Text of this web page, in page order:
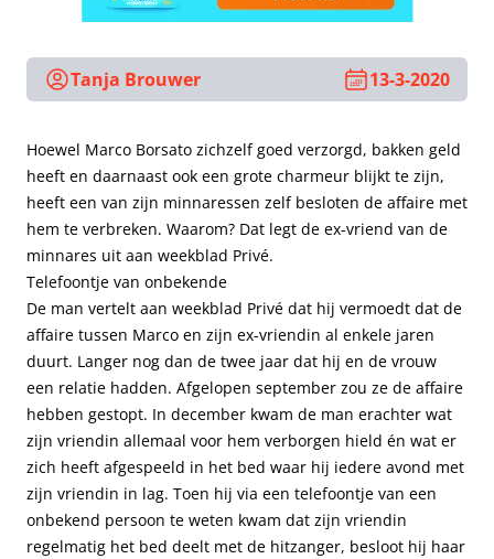
Tanja Brouwer 13-3-2020
Hoewel Marco Borsato zichzelf goed verzorgd, bakken geld
heeft en daarnaast ook een grote charmeur blijkt te zijn,
heeft een van zijn minnaressen zelf besloten de affaire met
hem te verbreken. Waarom? Dat legt de ex-vriend van de
minnares uit aan weekblad Privé.
Telefoontje van onbekende
De man vertelt aan weekblad Privé dat hij vermoedt dat de
affaire tussen Marco en zijn ex-vriendin al enkele jaren
duurt. Langer nog dan de twee jaar dat hij en de vrouw
een relatie hadden. Afgelopen september zou ze de affaire
hebben gestopt. In december kwam de man erachter wat
zijn vriendin allemaal voor hem verborgen hield én wat er
zich heeft afgespeeld in het bed waar hij iedere avond met
zijn vriendin in lag. Toen hij via een telefoontje van een
onbekend persoon te weten kwam dat zijn vriendin
regelmatig het bed deelt met de hitzanger, besloot hij haar